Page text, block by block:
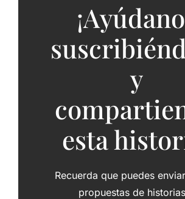
y
esta
Recuerda que puedes
propuestas de